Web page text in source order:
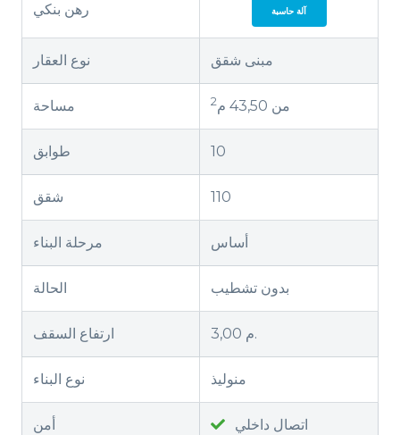
رهن بنكي آلة حاسبة
نوع العقار مبنى شقق
مساحة من 43,50 م 2
طوابق 10
شقق 110
مرحلة البناء أساس
الحالة بدون تشطيب
ارتفاع السقف 3,00 م.
نوع البناء منوليذ
أمن
اتصال داخلي